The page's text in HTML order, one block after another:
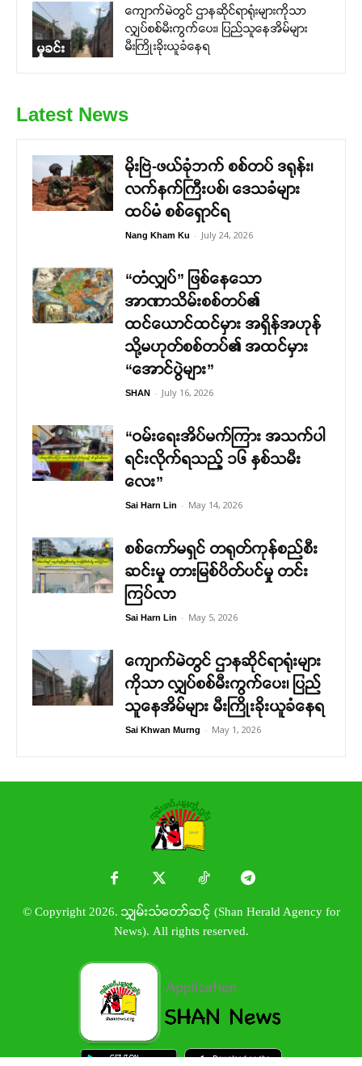
မှုခင်း
ကျောက်မဲတွင် ဌာနဆိုင်ရာရုံးများကိုသာ
လျှပ်စစ်မီးကွက်ပေး၊ ပြည်သူနေအိမ်များ
မီးကြိုးခိုးယူခံနေရ
Latest News
မိုးဗြဲ-ဖယ်ခုံဘက် စစ်တပ် ဒရုန်း၊
လက်နက်ကြီးပစ်၊ ဒေသခံများ
ထပ်မံ စစ်ရှောင်ရ
Nang Kham Ku - July 24, 2026
“တံလျှပ်” ဖြစ်နေသော
အာဏာသိမ်းစစ်တပ်၏
ထင်ယောင်ထင်မှား အရှိန်အဟုန်
သို့မဟုတ်စစ်တပ်၏ အထင်မှား
“အောင်ပွဲများ”
SHAN - July 16, 2026
“ဝမ်းရေးအိပ်မက်ကြား အသက်ပါ
ရင်းလိုက်ရသည့် ၁၆ နှစ်သမီး
လေး”
Sai Harn Lin - May 14, 2026
စစ်ကော်မရှင် တရုတ်ကုန်စည်စီး
ဆင်းမှု တားမြစ်ပိတ်ပင်မှု တင်း
ကြပ်လာ
Sai Harn Lin - May 5, 2026
ကျောက်မဲတွင် ဌာနဆိုင်ရာရုံးများ
ကိုသာ လျှပ်စစ်မီးကွက်ပေး၊ ပြည်
သူနေအိမ်များ မီးကြိုးခိုးယူခံနေရ
Sai Khwan Murng - May 1, 2026
© Copyright 2026. သျှမ်းသံတော်ဆင့် (Shan Herald Agency for
News). All rights reserved.